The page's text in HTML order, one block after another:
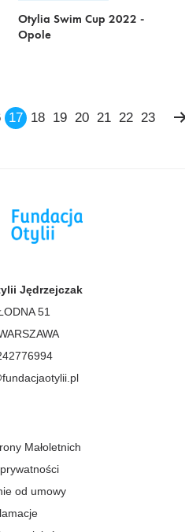
Otylia Swim Cup 2022 -
Opole
17 18 19 20 21 22 23
Jędrzejczak
51
Małoletnich
od umowy